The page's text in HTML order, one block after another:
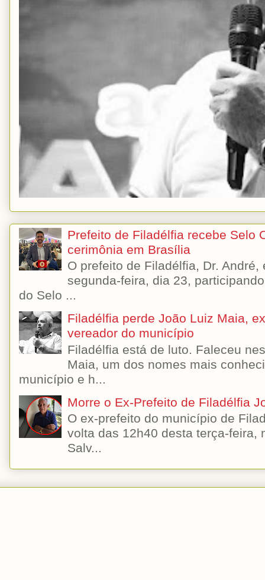
Prefeito de Filadélfia recebe Selo
cerimônia em Brasília
O prefeito de Filadélfia, Dr.
segunda-feira, dia 23,
do Selo ...
Filadélfia perde João Luiz Maia,
vereador do município
Filadélfia está de luto. Faleceu
Maia, um dos nomes mais
município e h...
Morre o Ex-Prefeito de Filadélfia
O ex-prefeito do município de
volta das 12h40 desta terça-feira,
Salv...